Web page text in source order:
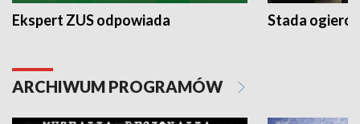
Ekspert ZUS odpowiada Stada
ARCHIWUM PROGRAMÓW